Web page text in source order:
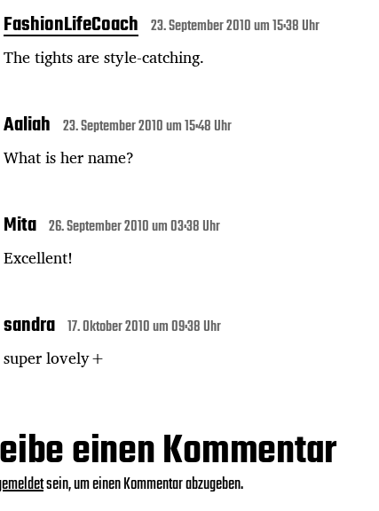
FashionLifeCoach 23. September 2010 um 15:38 Uhr
The tights are style-catching.
Aaliah 23. September 2010 um 15:48 Uhr
What is her name?
Mita 26. September 2010 um 03:38 Uhr
Excellent!
sandra 17. Oktober 2010 um 09:38 Uhr
super lovely+
einen Kommentar
sein, um einen Kommentar abzugeben.